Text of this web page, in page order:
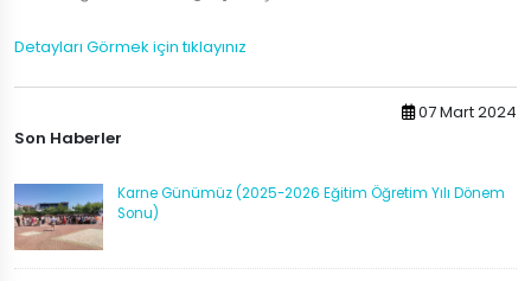
Son Haberler
Karne Günümüz (2025-2026 Eğitim Öğretim Yılı Dönem
Sonu)
Detayları Görmek için tıklayınız
07 Mart 2024